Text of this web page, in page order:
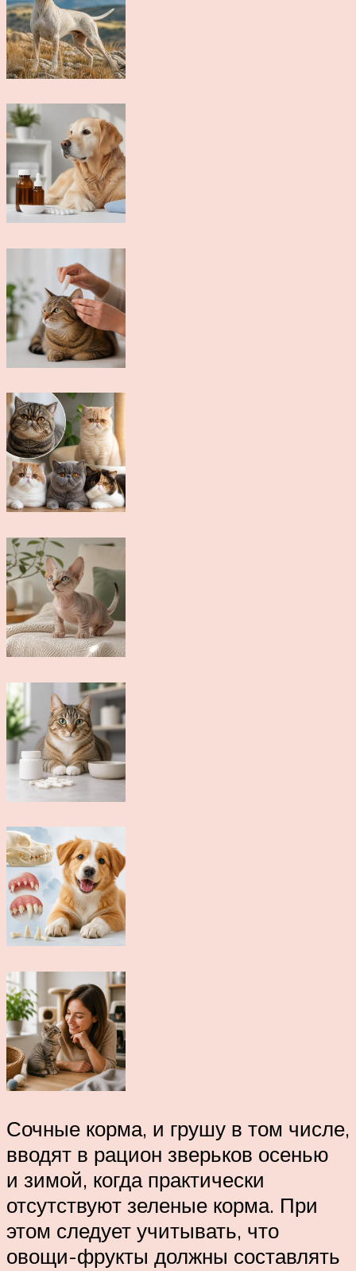
Сочные корма, и грушу в том числе,
вводят в рацион зверьков осенью
и зимой, когда практически
отсутствуют зеленые корма. При
этом следует учитывать, что
овощи-фрукты должны составлять